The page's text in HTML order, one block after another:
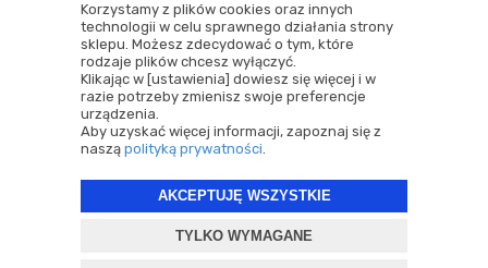
Korzystamy z plików cookies oraz innych
technologii w celu sprawnego działania strony
sklepu. Możesz zdecydować o tym, które
rodzaje plików chcesz wyłączyć.
Klikając w [ustawienia] dowiesz się więcej i w
razie potrzeby zmienisz swoje preferencje
urządzenia.
Aby uzyskać więcej informacji, zapoznaj się z
naszą polityką prywatności.
AKCEPTUJĘ WSZYSTKIE
TYLKO WYMAGANE
ul. Agrestowa 1
83-010 Rekcin
2026 © Copyrights by |Detailing House